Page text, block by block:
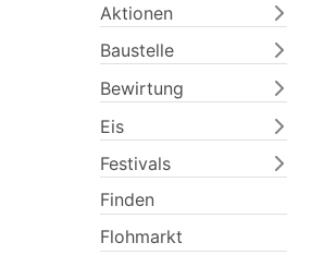
Aktionen
Baustelle
Bewirtung
Eis
Festivals
Finden
Flohmarkt